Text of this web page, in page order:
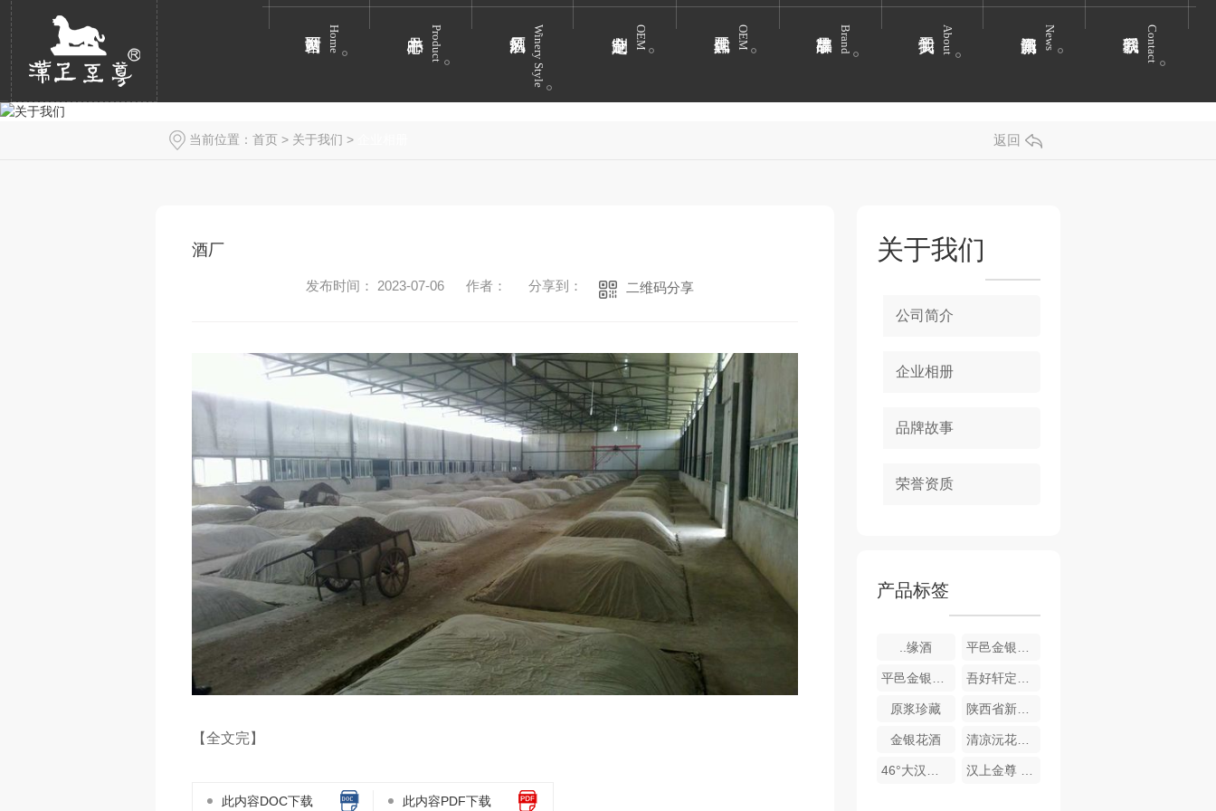
Home Product Winery Style OEM OEM Brand About News Contact
当前位置： 首页 > 关于我们 > 返回
酒厂
发布时间： 2023-07-06 作者： 分享到： 二维码分享
【全文完】
此内容DOC下载 此内容PDF下载
关于我们
公司简介
企业相册
品牌故事
荣誉资质
产品标签
..缘酒 平邑金银花酒-银花酿
平邑金银花酒-金花酿 吾好轩定制酒
原浆珍藏 陕西省新闻工作者协会企业报分会定制酒
金银花酒 清凉沅花酿琼浆酒
46°大汉长安酒（聚友酒） 汉上金尊 酒（玻璃瓶）